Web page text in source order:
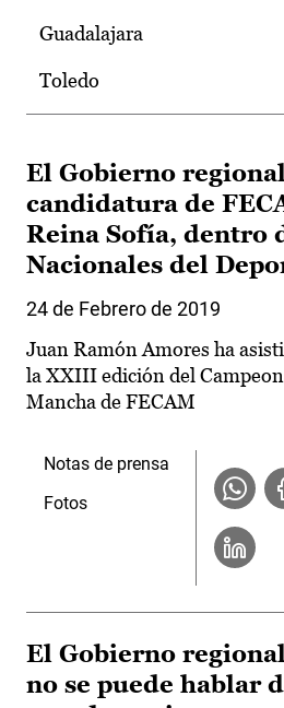
Guadalajara
Toledo
El Gobierno
candidatura de
Reina Sofía, dentro
Nacionales del
24 de Febrero de 2019
Juan Ramón Amores ha
la XXIII edición del
Mancha de FECAM
Notas de prensa
Fotos
El Gobierno
no se puede hablar